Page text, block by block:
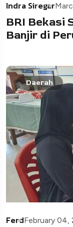
Indra Siregar
BRI Bekasi
Banjir di
Daerah
FerdFebruary 04,